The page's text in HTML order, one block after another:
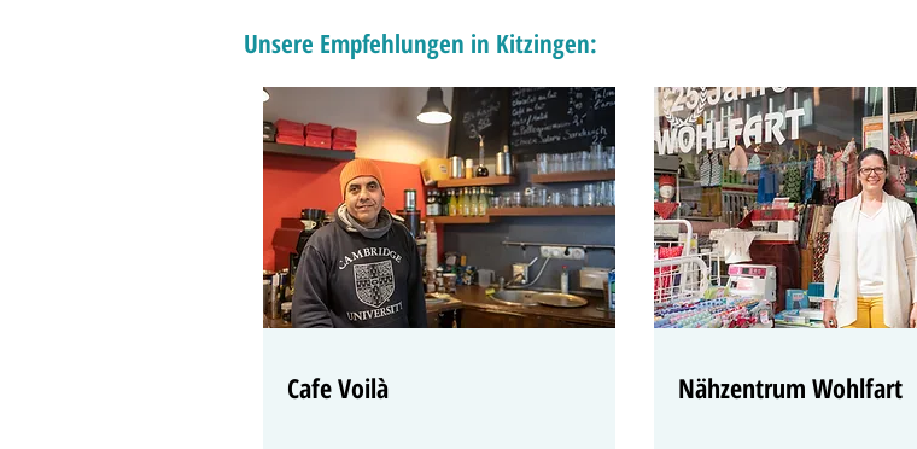
Unsere Empfehlungen in Kitzingen:
Cafe Voilà Nähzentrum Wohlfart